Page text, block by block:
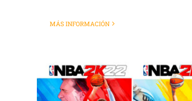
MÁS INFORMACIÓN